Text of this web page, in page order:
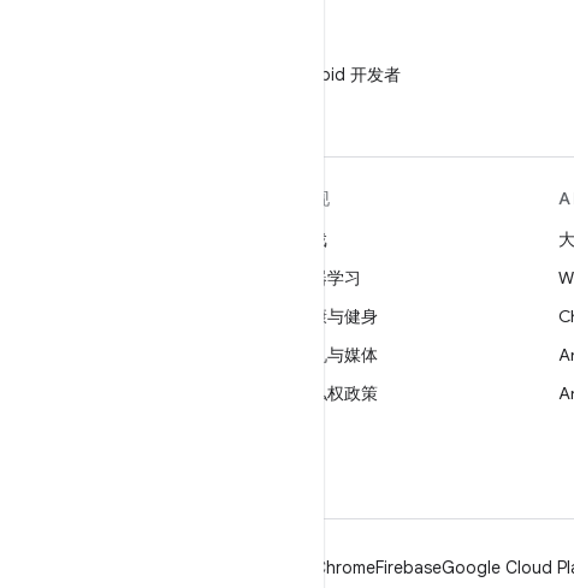
在微信中关注 Android 开发者
发现
游戏
机器学习
健康与健身
相机与媒体
隐私权政策
ChromeFirebaseGoogle Cloud